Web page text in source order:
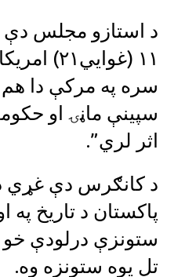
د استازو مجلس
۱۱
سره په مرکې دا
سپینې ماڼۍ او
اثر لري”.
د کانګرس دې غړي
پاکستان د تاریخ
ستونزې درلودې خو
تل یوه ستونزه وه.